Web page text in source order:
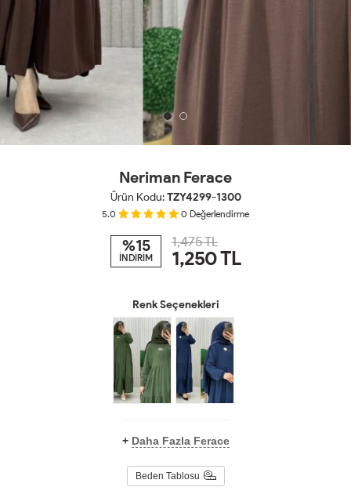
Neriman Ferace
Ürün Kodu:TZY4299-1300
5.0 0 Değerlendirme
%15
İNDİRİM
1,475 TL
1,250TL
Renk Seçenekleri
+ Daha Fazla Ferace
Beden Tablosu